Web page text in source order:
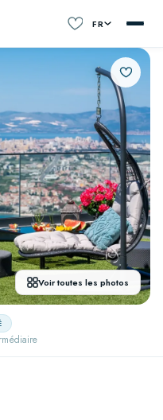
FR
Voir toutes les photos